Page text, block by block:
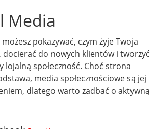
Media
pokazywać, czym żyje Twoja
docierać do nowych klientów i tworzyć
lojalną społeczność. Choć strona
media społecznościowe są jej
dlatego warto zadbać o aktywną